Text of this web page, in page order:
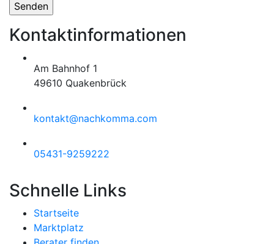
Kontaktinformationen
Am Bahnhof 1
49610 Quakenbrück
kontakt@nachkomma.com
05431-9259222
Schnelle Links
Startseite
Marktplatz